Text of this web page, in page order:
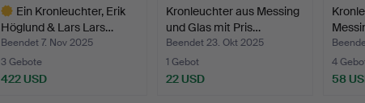
Ein Kronleuchter, Erik
Höglund & Lars Lars…
Beendet 7. Nov 2025
3 Gebote
422 USD
Kronleuchter aus Messing
und Glas mit Pris…
Beendet 23. Okt 2025
1 Gebot
22 USD
4
58